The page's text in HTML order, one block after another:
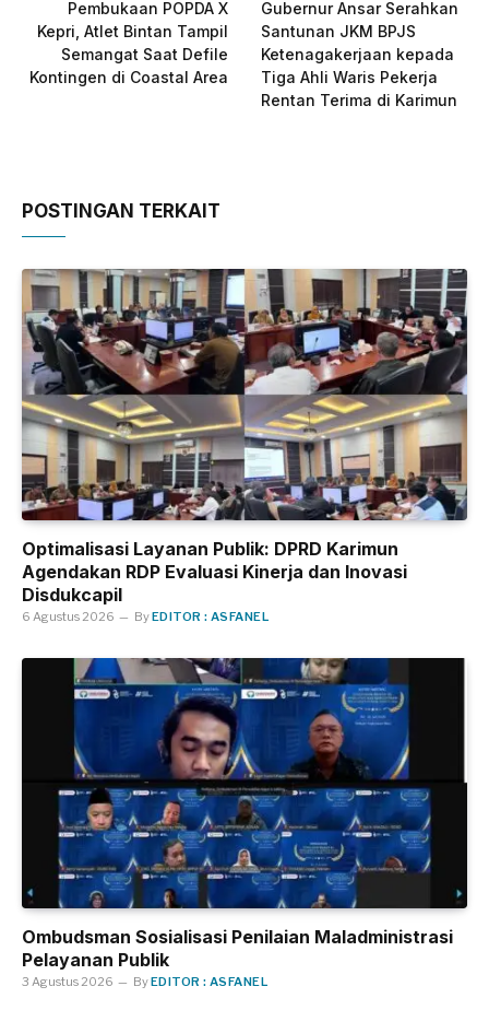
Pembukaan POPDA X
Kepri, Atlet Bintan Tampil
Semangat Saat Defile
Kontingen di Coastal Area
Gubernur Ansar Serahkan
Santunan JKM BPJS
Ketenagakerjaan kepada
Tiga Ahli Waris Pekerja
Rentan Terima di Karimun
POSTINGAN TERKAIT
Optimalisasi Layanan Publik: DPRD Karimun
Agendakan RDP Evaluasi Kinerja dan Inovasi
Disdukcapil
6 Agustus 2026 ByEDITOR : ASFANEL
Ombudsman Sosialisasi Penilaian Maladministrasi
Pelayanan Publik
3 Agustus 2026 ByEDITOR : ASFANEL